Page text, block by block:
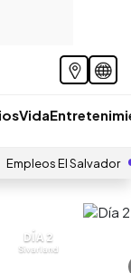
Vida
Empleos El Salvador
DÍA 2
Sivarland